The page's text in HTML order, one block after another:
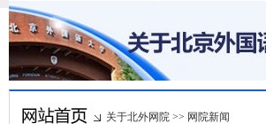
关于北外网院 >> 网院新闻